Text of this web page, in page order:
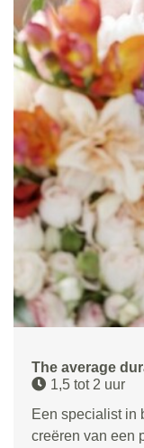
The average
1,5 tot 2 uur
Een specialist in
creëren van een